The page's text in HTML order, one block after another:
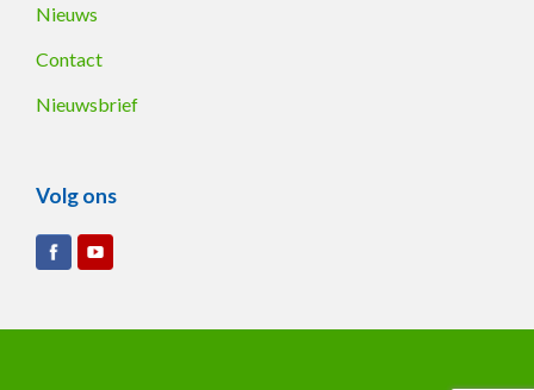
Nieuws
Contact
Nieuwsbrief
Volg ons